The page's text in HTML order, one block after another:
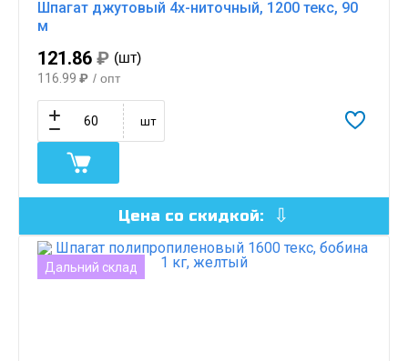
Шпагат джутовый 4х-ниточный, 1200 текс, 90
м
121.86 ₽ (шт)
116.99 ₽ / опт
шт
Цена со скидкой:
Дальний склад